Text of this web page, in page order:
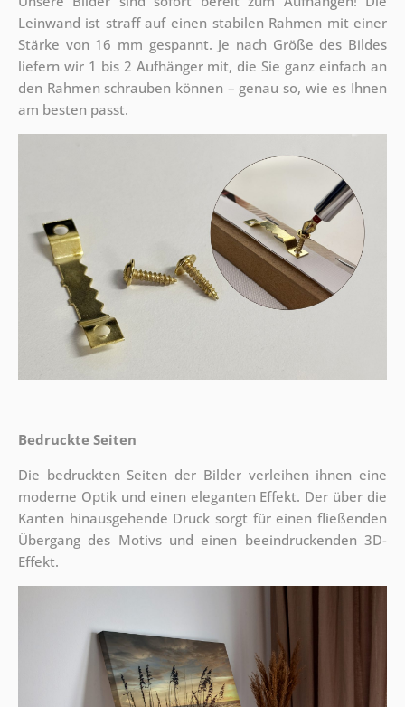
Leinwand ist straff auf einen stabilen Rahmen mit einer
Stärke von 16 mm gespannt. Je nach Größe des Bildes
liefern wir 1 bis 2 Aufhänger mit, die Sie ganz einfach an
den Rahmen schrauben können – genau so, wie es Ihnen
am besten passt.
Bedruckte Seiten
Die bedruckten Seiten der Bilder verleihen ihnen eine
moderne Optik und einen eleganten Effekt. Der über die
Kanten hinausgehende Druck sorgt für einen fließenden
Übergang des Motivs und einen beeindruckenden 3D-
Effekt.